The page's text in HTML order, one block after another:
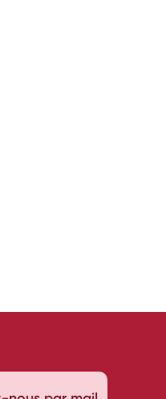
Youtube
Instagram